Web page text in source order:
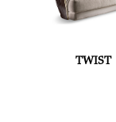
TWIST